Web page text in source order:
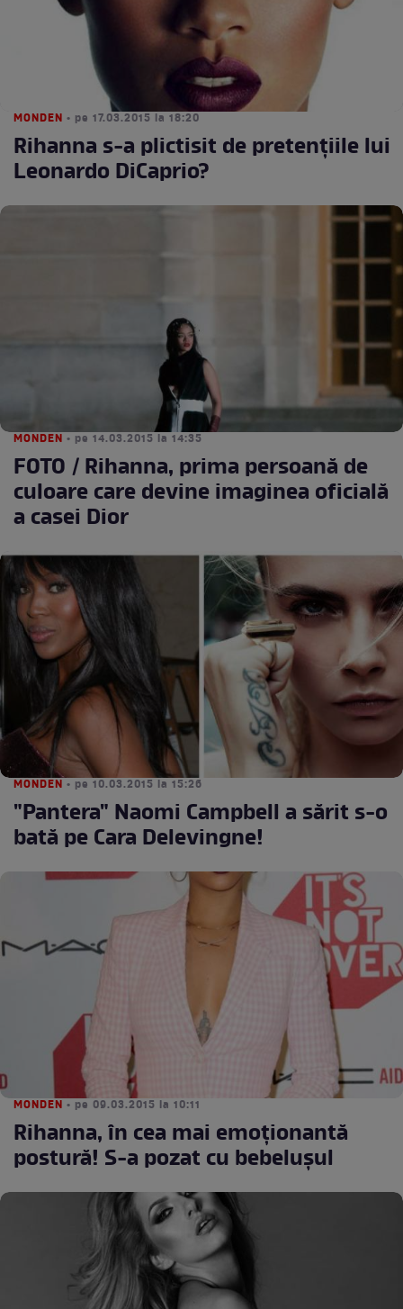
MONDEN • pe 17.03.2015 la 18:20
Rihanna s-a plictisit de pretenţiile lui
Leonardo DiCaprio?
MONDEN • pe 14.03.2015 la 14:35
FOTO / Rihanna, prima persoană de
culoare care devine imaginea oficială
a casei Dior
MONDEN • pe 10.03.2015 la 15:26
"Pantera" Naomi Campbell a sărit s-o
bată pe Cara Delevingne!
MONDEN • pe 09.03.2015 la 10:11
Rihanna, în cea mai emoţionantă
postură! S-a pozat cu bebeluşul